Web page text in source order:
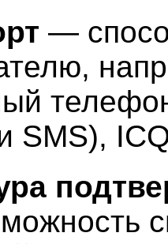
—
SMS),